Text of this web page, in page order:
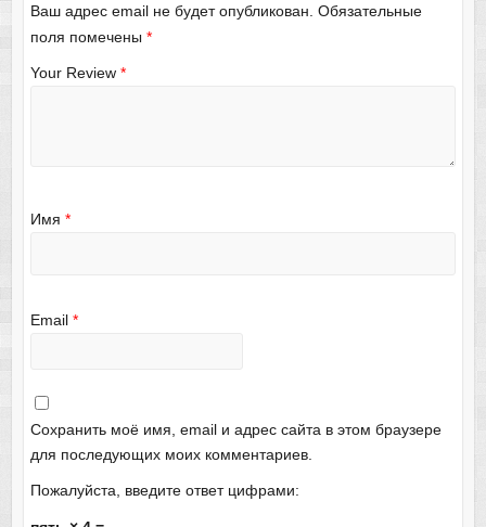
Ваш адрес email не будет опубликован. Обязательные
поля помечены *
Your Review *
Имя *
Email *
Сохранить моё имя, email и адрес сайта в этом браузере
для последующих моих комментариев.
Пожалуйста, введите ответ цифрами: